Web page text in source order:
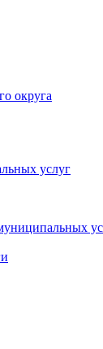
округа
услуг